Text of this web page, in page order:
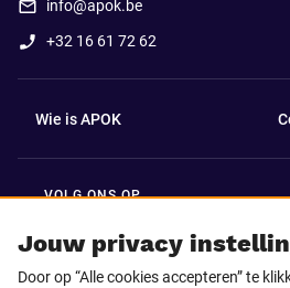
Jouw privacy
Door op “Alle cookies accepteren” te
info@apok.be
+32 16 61 72 62
Wie is APOK
VOLG ONS OP
Facebook